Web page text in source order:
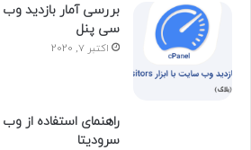
سی پنل
اکتبر 7, 2020
سرودیتا